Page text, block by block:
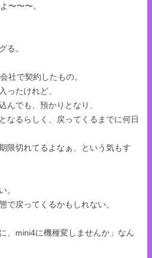
〜〜〜。
る。
社で契約したもの。
ったけれど、
んでも、預かりとなり、
なるらしく、戻ってくるまでに何日
限切れてるよなぁ、という気もす
。
で戻ってくるかもしれない。
、mini4に機種変しませんか」なん